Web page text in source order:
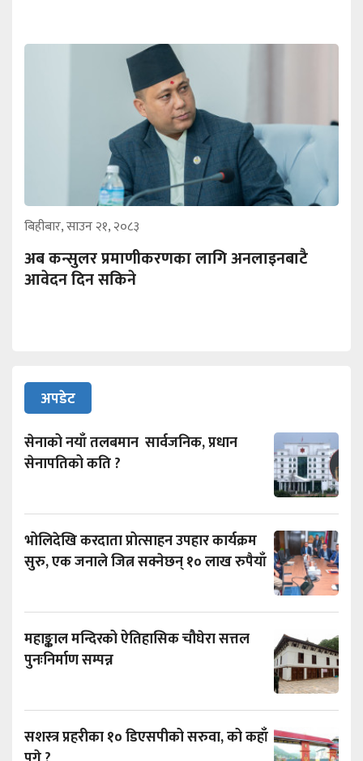
बिहीबार, साउन २१, २०८३
अब कन्सुलर प्रमाणीकरणका लागि अनलाइनबाटै
आवेदन दिन सकिने
अपडेट
सेनाको नयाँ तलबमान सार्वजनिक, प्रधान
सेनापतिको कति ?
भोलिदेखि करदाता प्रोत्साहन उपहार कार्यक्रम
सुरु, एक जनाले जित्न सक्नेछन् १० लाख रुपैयाँ
महाङ्काल मन्दिरको ऐतिहासिक चौघेरा सत्तल
पुनःनिर्माण सम्पन्न
सशस्त्र प्रहरीका १० डिएसपीको सरुवा, को कहाँ